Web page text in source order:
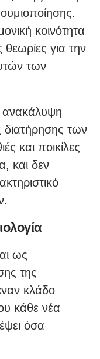
κοινότητα
θεωρίες για την
των
ανακάλυψη
διατήρησης των
και ποικίλες
και δεν
ως
της
κλάδο
κάθε νέα
όσα